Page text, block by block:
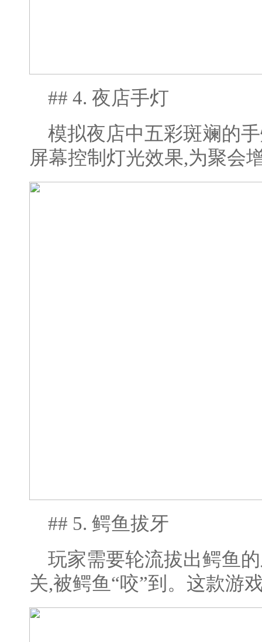
## 4. 夜店手灯
模拟夜店中五彩斑斓的
屏幕控制灯光效果,为聚会
## 5. 鳄鱼拔牙
玩家需要轮流拔出鳄鱼
关,被鳄鱼“咬”到。这款游